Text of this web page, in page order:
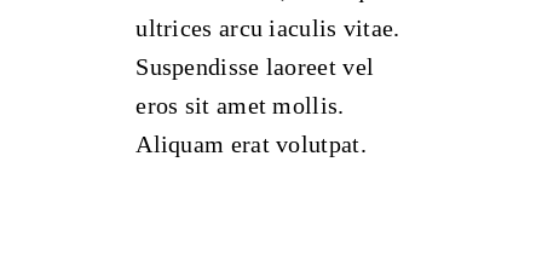
ultrices arcu iaculis vitae.
Suspendisse laoreet vel
eros sit amet mollis.
Aliquam erat volutpat.